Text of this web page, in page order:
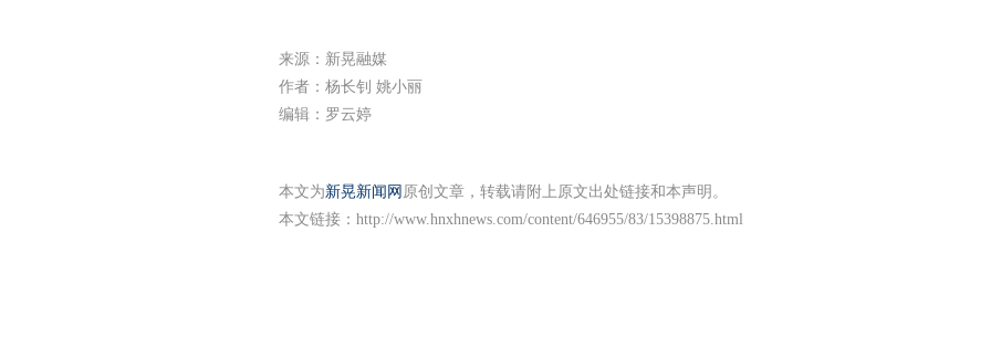
来源：新晃融媒
作者：杨长钊 姚小丽
编辑：罗云婷
本文为新晃新闻网 原创文章，转载请附上原文出处链接和本声明。
本文链接： http://www.hnxhnews.com/content/646955/83/15398875.html